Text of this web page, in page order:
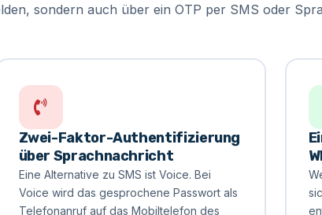
sondern auch über ein OTP per SMS oder
Zwei-Faktor-Authentifizierung
über Sprachnachricht
Eine Alternative zu SMS ist Voice. Bei
Voice wird das gesprochene Passwort als
Telefonanruf auf das Mobiltelefon des